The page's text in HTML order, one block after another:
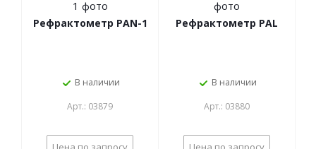
Рефрактометр PAN-1
В наличии
Арт.: 03879
Рефрактометр PAL
В наличии
Арт.: 03880